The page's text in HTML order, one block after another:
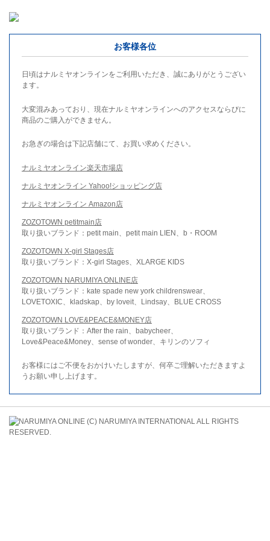
お客様各位
日頃はナルミヤオンラインをご利用いただき、誠にありがとうござい
ます。
大変混みあっており、現在ナルミヤオンラインへのアクセスならびに
商品のご購入ができません。
お急ぎの場合は下記店舗にて、お買い求めください。
ナルミヤオンライン楽天市場店
ナルミヤオンライン Yahoo!ショッピング店
ナルミヤオンライン Amazon店
ZOZOTOWN petitmain店
取り扱いブランド：petit main、petit main LIEN、b・ROOM
ZOZOTOWN X-girl Stages店
取り扱いブランド：X-girl Stages、XLARGE KIDS
ZOZOTOWN NARUMIYA ONLINE店
取り扱いブランド：kate spade new york childrenswear、
LOVETOXIC、kladskap、by loveit、Lindsay、BLUE CROSS
ZOZOTOWN LOVE&PEACE&MONEY店
取り扱いブランド：After the rain、babycheer、
Love&Peace&Money、sense of wonder、キリンのソフィ
お客様にはご不便をおかけいたしますが、何卒ご理解いただきますよ
うお願い申し上げます。